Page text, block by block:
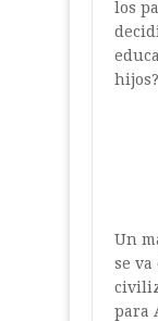
los
hijos?
Un
se va
para